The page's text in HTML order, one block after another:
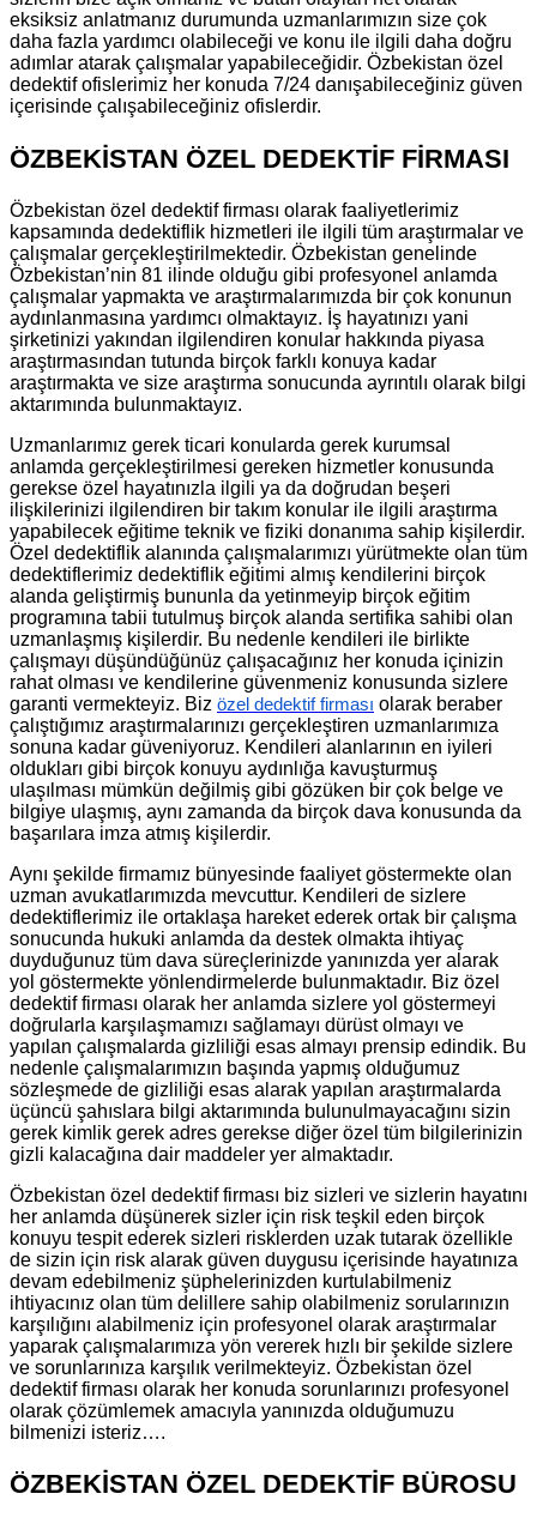
eksiksiz anlatmanız durumunda uzmanlarımızın size çok
daha fazla yardımcı olabileceği ve konu ile ilgili daha doğru
adımlar atarak çalışmalar yapabileceğidir. Özbekistan özel
dedektif ofislerimiz her konuda 7/24 danışabileceğiniz güven
içerisinde çalışabileceğiniz ofislerdir.
ÖZBEKİSTAN ÖZEL DEDEKTİF FİRMASI
Özbekistan özel dedektif firması olarak faaliyetlerimiz
kapsamında dedektiflik hizmetleri ile ilgili tüm araştırmalar ve
çalışmalar gerçekleştirilmektedir. Özbekistan genelinde
Özbekistan’nin 81 ilinde olduğu gibi profesyonel anlamda
çalışmalar yapmakta ve araştırmalarımızda bir çok konunun
aydınlanmasına yardımcı olmaktayız. İş hayatınızı yani
şirketinizi yakından ilgilendiren konular hakkında piyasa
araştırmasından tutunda birçok farklı konuya kadar
araştırmakta ve size araştırma sonucunda ayrıntılı olarak bilgi
aktarımında bulunmaktayız.
Uzmanlarımız gerek ticari konularda gerek kurumsal
anlamda gerçekleştirilmesi gereken hizmetler konusunda
gerekse özel hayatınızla ilgili ya da doğrudan beşeri
ilişkilerinizi ilgilendiren bir takım konular ile ilgili araştırma
yapabilecek eğitime teknik ve fiziki donanıma sahip kişilerdir.
Özel dedektiflik alanında çalışmalarımızı yürütmekte olan tüm
dedektiflerimiz dedektiflik eğitimi almış kendilerini birçok
alanda geliştirmiş bununla da yetinmeyip birçok eğitim
programına tabii tutulmuş birçok alanda sertifika sahibi olan
uzmanlaşmış kişilerdir. Bu nedenle kendileri ile birlikte
çalışmayı düşündüğünüz çalışacağınız her konuda içinizin
rahat olması ve kendilerine güvenmeniz konusunda sizlere
garanti vermekteyiz. Biz özel dedektif firması olarak beraber
çalıştığımız araştırmalarınızı gerçekleştiren uzmanlarımıza
sonuna kadar güveniyoruz. Kendileri alanlarının en iyileri
oldukları gibi birçok konuyu aydınlığa kavuşturmuş
ulaşılması mümkün değilmiş gibi gözüken bir çok belge ve
bilgiye ulaşmış, aynı zamanda da birçok dava konusunda da
başarılara imza atmış kişilerdir.
Aynı şekilde firmamız bünyesinde faaliyet göstermekte olan
uzman avukatlarımızda mevcuttur. Kendileri de sizlere
dedektiflerimiz ile ortaklaşa hareket ederek ortak bir çalışma
sonucunda hukuki anlamda da destek olmakta ihtiyaç
duyduğunuz tüm dava süreçlerinizde yanınızda yer alarak
yol göstermekte yönlendirmelerde bulunmaktadır. Biz özel
dedektif firması olarak her anlamda sizlere yol göstermeyi
doğrularla karşılaşmamızı sağlamayı dürüst olmayı ve
yapılan çalışmalarda gizliliği esas almayı prensip edindik. Bu
nedenle çalışmalarımızın başında yapmış olduğumuz
sözleşmede de gizliliği esas alarak yapılan araştırmalarda
üçüncü şahıslara bilgi aktarımında bulunulmayacağını sizin
gerek kimlik gerek adres gerekse diğer özel tüm bilgilerinizin
gizli kalacağına dair maddeler yer almaktadır.
Özbekistan özel dedektif firması biz sizleri ve sizlerin hayatını
her anlamda düşünerek sizler için risk teşkil eden birçok
konuyu tespit ederek sizleri risklerden uzak tutarak özellikle
de sizin için risk alarak güven duygusu içerisinde hayatınıza
devam edebilmeniz şüphelerinizden kurtulabilmeniz
ihtiyacınız olan tüm delillere sahip olabilmeniz sorularınızın
karşılığını alabilmeniz için profesyonel olarak araştırmalar
yaparak çalışmalarımıza yön vererek hızlı bir şekilde sizlere
ve sorunlarınıza karşılık verilmekteyiz. Özbekistan özel
dedektif firması olarak her konuda sorunlarınızı profesyonel
olarak çözümlemek amacıyla yanınızda olduğumuzu
bilmenizi isteriz….
ÖZBEKİSTAN ÖZEL DEDEKTİF BÜROSU